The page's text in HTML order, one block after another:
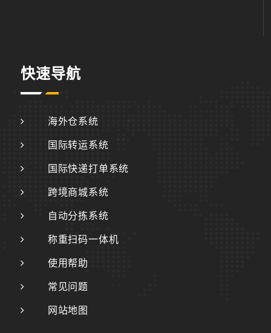
快速导航
海外仓系统
国际转运系统
国际快递打单系统
跨境商城系统
自动分拣系统
称重扫码一体机
使用帮助
常见问题
网站地图